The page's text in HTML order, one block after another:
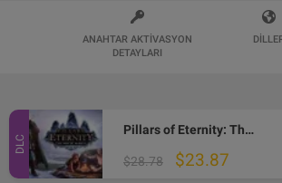
ANAHTAR AKTIVASYON
DETAYLARI
DLC
Pillars of Eternity: The White March Expansion Pass Steam Gift
$28.78 $23.87